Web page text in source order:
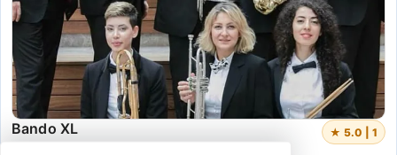
Bando XL ★ 5.0 | 1